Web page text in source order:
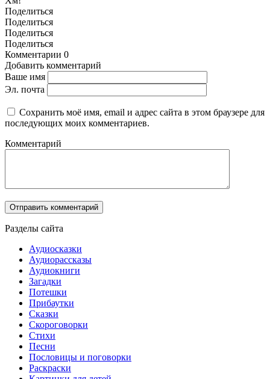
Поделиться
Поделиться
Поделиться
Поделиться
Комментарии 0
Добавить комментарий
Ваше имя
Эл. почта
Сохранить моё имя, email и адрес сайта в этом браузере для
последующих моих комментариев.
Комментарий
Разделы сайта
Аудиосказки
Аудиорассказы
Аудиокниги
Загадки
Потешки
Прибаутки
Сказки
Скороговорки
Стихи
Песни
Пословицы и поговорки
Раскраски